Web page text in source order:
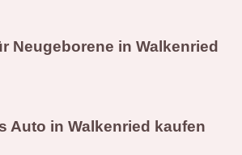
Neugeborene in Walkenried
Auto in Walkenried kaufen